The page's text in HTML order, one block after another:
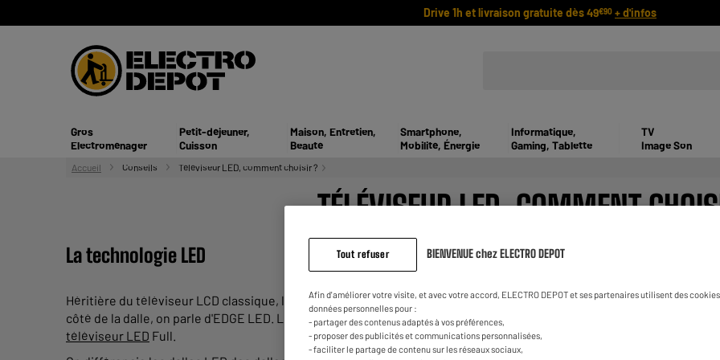
Drive 1h et livraison gratuite dès 49€90 + d'infos
Gros
Electroménager
Petit-déjeuner,
Cuisson
Maison, Entretien,
Beauté
Smartphone,
Mobilité, Énergie
Informatique,
Gaming, Tablette
TV
Image Son
Accueil Conseils Téléviseur LED, comment choisir ?
TÉLÉVISEUR LED, COMMENT
La technologie LED
Héritière du téléviseur LCD classique, la TV LED se différencie d'une TV plasma par son système de rétro-éclairage
côté de la dalle, on parle d'EDGE LED. Lorsque les diodes tapissent la dalle, on parle d'écran LED Full ou Direct
téléviseur LED Full.
Tout refuser BIENVENUE chez ELECTRO DEPOT
Afin d'améliorer votre visite, et avec votre accord, ELECTRO DEPOT et ses partenaires utilisent des
données personnelles pour :
- partager des contenus adaptés à vos préférences,
- proposer des publicités et communications personnalisées,
- faciliter le partage de contenu sur les réseaux sociaux,